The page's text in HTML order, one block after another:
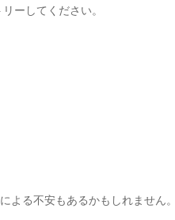
ーしてください。
よる不安もあるかもしれません。